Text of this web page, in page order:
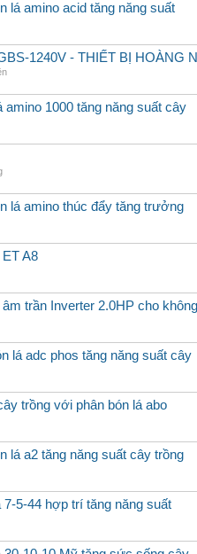
lá amino acid tăng năng suất
1240V - THIẾT BỊ HOÀNG
amino 1000 tăng năng suất cây
lá amino thúc đẩy tăng trưởng
A8
trần Inverter 2.0HP cho
lá adc phos tăng năng suất cây
trồng với phân bón lá abo
lá a2 tăng năng suất cây trồng
7-5-44 hợp trí tăng năng suất